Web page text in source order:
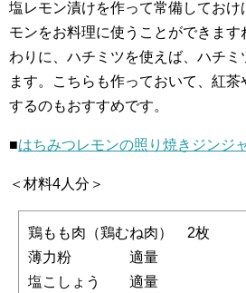
塩レモン漬けを作って常備しておけ
モンをお料理に使うことができま
わりに、ハチミツを使えば、ハチミ
ます。こちらも作っておいて、紅茶
するのもおすすめです。
■はちみつレモンの照り焼きジンジ
＜材料4人分＞
鶏もも肉（鶏むね肉） 2枚
薄力粉 適量
塩こしょう 適量